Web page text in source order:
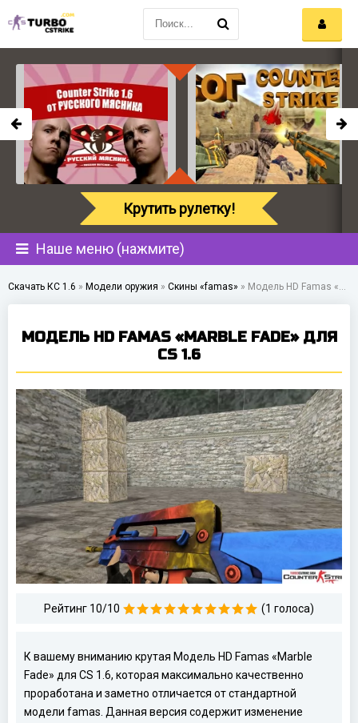
Наше меню (нажмите)
Скачать КС 1.6 » Модели оружия » Скины «famas» » Модель HD Famas «Marble Fade» для CS 1.6
МОДЕЛЬ HD FAMAS «MARBLE FADE» ДЛЯ
CS 1.6
Рейтинг 10/10 (1 голоса)
К вашему вниманию крутая Модель HD Famas «Marble
Fade» для CS 1.6, которая максимально качественно
проработана и заметно отличается от стандартной
модели famas. Данная версия содержит изменение
Крутить рулетку!